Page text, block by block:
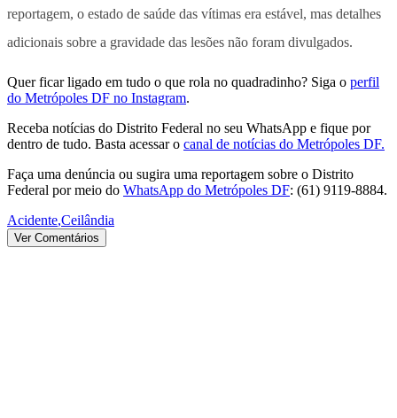
reportagem, o estado de saúde das vítimas era estável, mas detalhes
adicionais sobre a gravidade das lesões não foram divulgados.
Quer ficar ligado em tudo o que rola no quadradinho? Siga o perfil
do Metrópoles DF no Instagram.
Receba notícias do Distrito Federal no seu WhatsApp e fique por
dentro de tudo. Basta acessar o canal de notícias do Metrópoles DF.
Faça uma denúncia ou sugira uma reportagem sobre o Distrito
Federal por meio do WhatsApp do Metrópoles DF: (61) 9119-8884.
Acidente,Ceilândia
Ver Comentários